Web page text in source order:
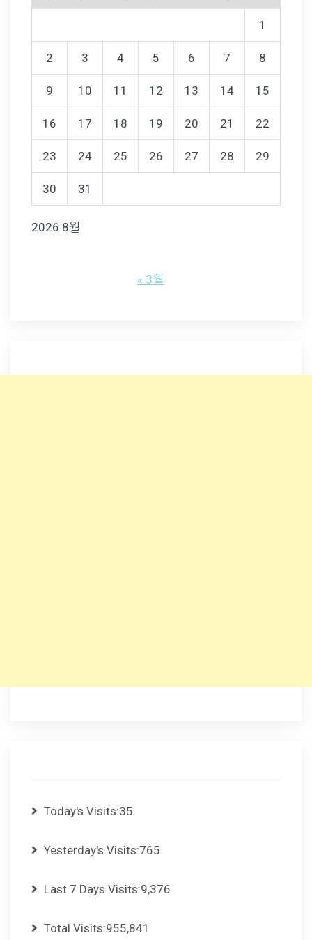
2026 8월
1
2 3 4 5 6 7 8
9 10 11 12 13 14 15
16 17 18 19 20 21 22
23 24 25 26 27 28 29
30 31
« 3월
Today's Visits:35
Yesterday's Visits:765
Last 7 Days Visits:9,376
Total Visits:955,841